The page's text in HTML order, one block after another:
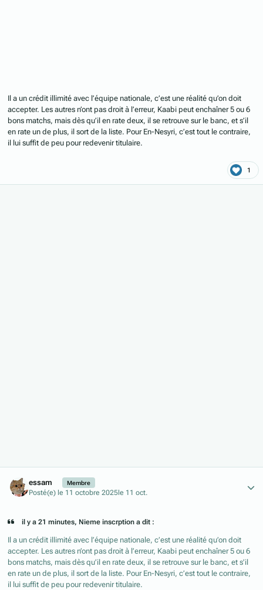
Il a un crédit illimité avec l’équipe nationale, c’est une réalité qu’on doit
accepter. Les autres n’ont pas droit à l’erreur, Kaabi peut enchaîner 5 ou 6
bons matchs, mais dès qu’il en rate deux, il se retrouve sur le banc, et s’il
en rate un de plus, il sort de la liste. Pour En-Nesyri, c’est tout le contraire,
il lui suffit de peu pour redevenir titulaire.
1
essam Membre
Posté(e) le 11 octobre 2025 le 11 oct.
il y a 21 minutes, Nieme inscrption a dit :
Il a un crédit illimité avec l’équipe nationale, c’est une réalité qu’on doit
accepter. Les autres n’ont pas droit à l’erreur, Kaabi peut enchaîner 5 ou 6
bons matchs, mais dès qu’il en rate deux, il se retrouve sur le banc, et s’il
en rate un de plus, il sort de la liste. Pour En-Nesyri, c’est tout le contraire,
il lui suffit de peu pour redevenir titulaire.